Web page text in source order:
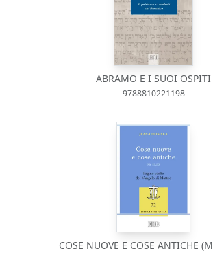
ABRAMO E I SUOI OSPITI
9788810221198
COSE NUOVE E COSE ANTICHE